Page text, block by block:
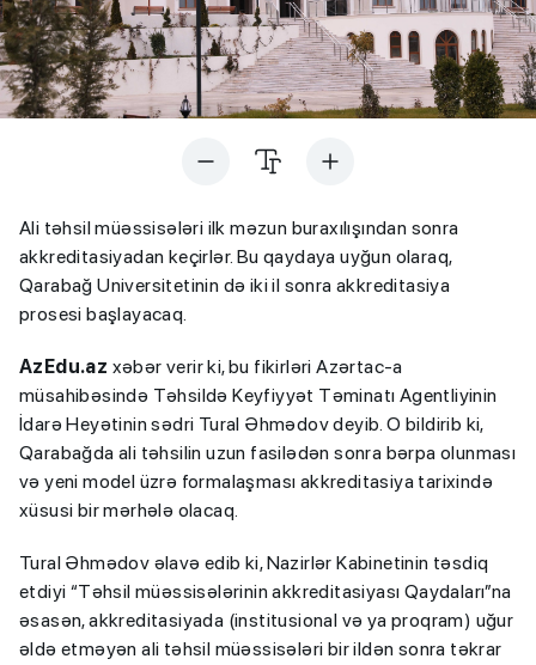
Ali təhsil müəssisələri ilk məzun buraxılışından sonra
akkreditasiyadan keçirlər. Bu qaydaya uyğun olaraq,
Qarabağ Universitetinin də iki il sonra akkreditasiya
prosesi başlayacaq.
AzEdu.az xəbər verir ki, bu fikirləri Azərtac-a
müsahibəsində Təhsildə Keyfiyyət Təminatı Agentliyinin
İdarə Heyətinin sədri Tural Əhmədov deyib. O bildirib ki,
Qarabağda ali təhsilin uzun fasilədən sonra bərpa olunması
və yeni model üzrə formalaşması akkreditasiya tarixində
xüsusi bir mərhələ olacaq.
Tural Əhmədov əlavə edib ki, Nazirlər Kabinetinin təsdiq
etdiyi “Təhsil müəssisələrinin akkreditasiyası Qaydaları”na
əsasən, akkreditasiyada (institusional və ya proqram) uğur
əldə etməyən ali təhsil müəssisələri bir ildən sonra təkrar